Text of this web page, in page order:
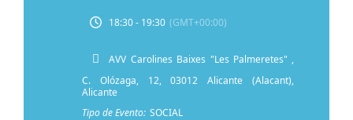
18:30 - 19:30 (GMT+00:00)
AVV Carolines Baixes "Les Palmeretes" ,
C. Olózaga, 12, 03012 Alicante (Alacant),
Alicante
Tipo de Evento: SOCIAL